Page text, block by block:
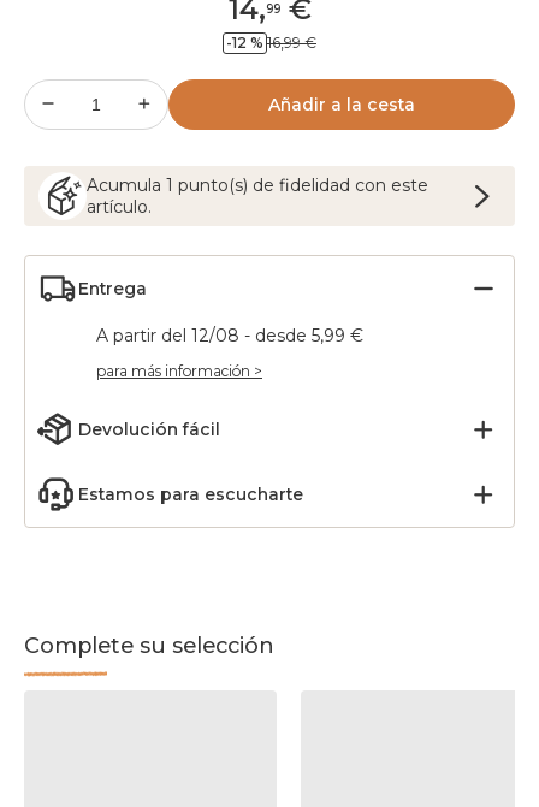
14,99€
-12 % 16,99 €
Añadir a la cesta
Acumula 1 punto(s) de fidelidad con este
artículo.
Entrega
A partir del 12/08 - desde 5,99 €
para más información >
Devolución fácil
Estamos para escucharte
Complete su selección